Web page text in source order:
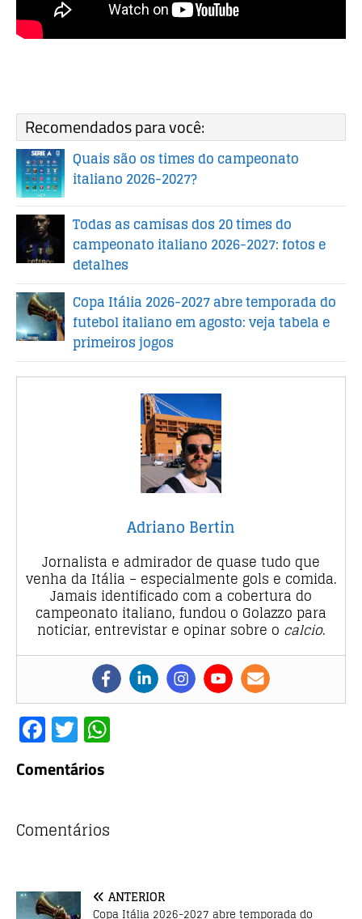
Recomendados para você:
Quais são os times do campeonato
italiano 2026-2027?
Todas as camisas dos 20 times do
campeonato italiano 2026-2027: fotos e
detalhes
Copa Itália 2026-2027 abre temporada do
futebol italiano em agosto: veja tabela e
primeiros jogos
Adriano Bertin
Jornalista e admirador de quase tudo que
venha da Itália – especialmente gols e comida.
Jamais identificado com a cobertura do
campeonato italiano, fundou o Golazzo para
noticiar, entrevistar e opinar sobre o calcio.
F
a
c
b
o
T
w
it
r
p
Comentários
Comentários
ANTERIOR
Copa Itália 2026-2027 abre temporada do